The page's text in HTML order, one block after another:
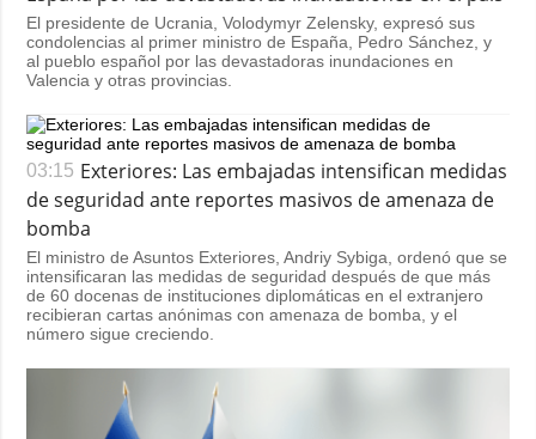
El presidente de Ucrania, Volodymyr Zelensky, expresó sus
condolencias al primer ministro de España, Pedro Sánchez, y
al pueblo español por las devastadoras inundaciones en
Valencia y otras provincias.
03:15 Exteriores: Las embajadas intensifican medidas
de seguridad ante reportes masivos de amenaza de
bomba
El ministro de Asuntos Exteriores, Andriy Sybiga, ordenó que se
intensificaran las medidas de seguridad después de que más
de 60 docenas de instituciones diplomáticas en el extranjero
recibieran cartas anónimas con amenaza de bomba, y el
número sigue creciendo.